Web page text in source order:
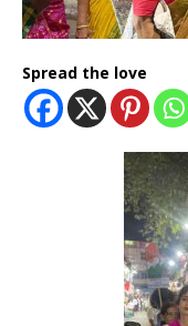
Spread the love